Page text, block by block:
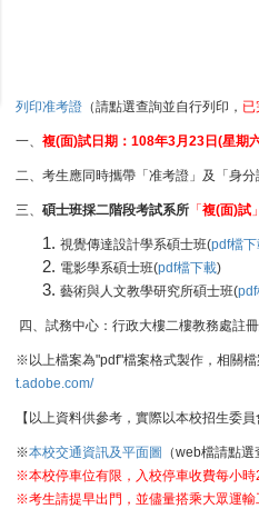
列印准考證 （請點選查詢並自行列印， 已
一、 複(面)試日期：108年3月23日(星期
二、考生應同時攜帶「准考證」及「身
三、 碩士班採二階段考試系所 「 複(面)試 」
視覺傳達設計學系碩士班(pdf檔
電影學系碩士班(pdf檔下載)
藝術與人文教學研究所碩士班(
四、試務中心：行政大樓二樓教務處註
※以上檔案為"pdf"檔案格式製作，相關
t.adobe.com/
【以上資料供參考，實際以本校招生委
※本校交通資訊及平面圖
（web檔請點選
※本校停車位有限，入校停車收費每小時
※考生請提早出門，並儘量搭乘大眾運輸